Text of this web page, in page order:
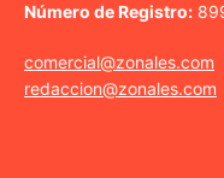
Número de Registro:
comercial@zonales.com
redaccion@zonales.com